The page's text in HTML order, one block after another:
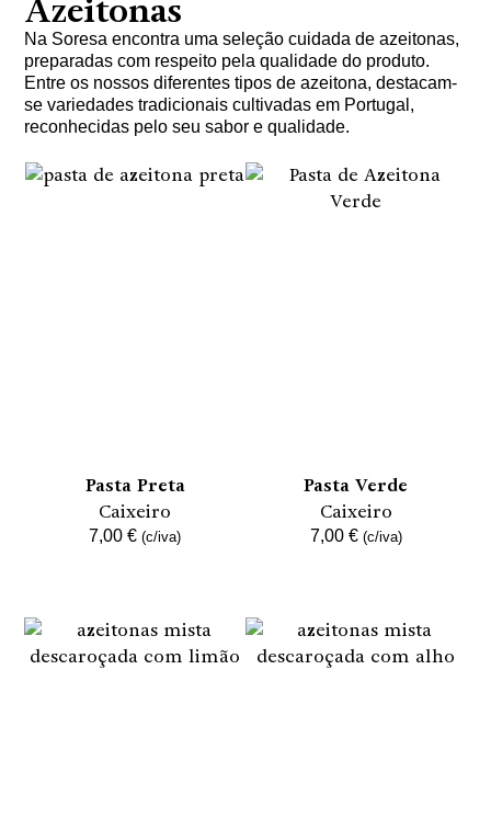
Azeitonas
Na Soresa encontra uma seleção cuidada de azeitonas,
preparadas com respeito pela qualidade do produto.
Entre os nossos diferentes tipos de azeitona, destacam-
se variedades tradicionais cultivadas em Portugal,
reconhecidas pelo seu sabor e qualidade.
Pasta Preta
Caixeiro
7,00€ (c/iva)
Pasta Verde
Caixeiro
7,00 € (c/iva)